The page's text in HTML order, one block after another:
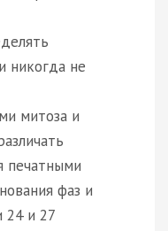
никогда не
митоза и
печатными
фаз и
24 и 27